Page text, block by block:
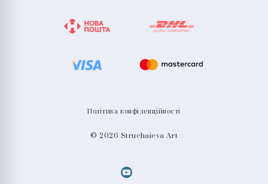
Політика конфіденційності
© 2026 Struchaieva Art